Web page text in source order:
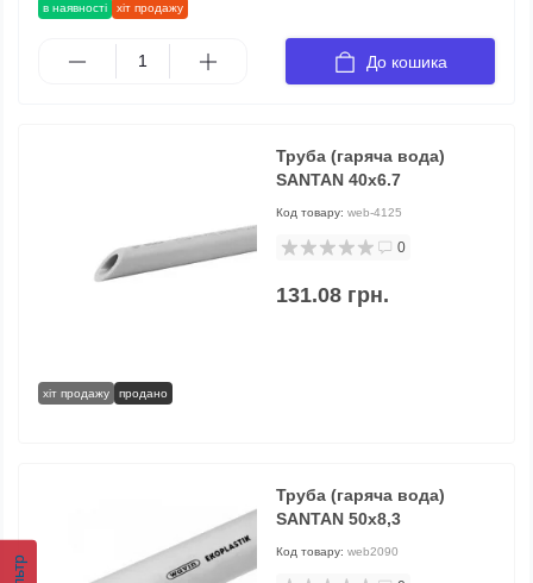
в наявності хіт продажу
До кошика
хіт продажу продано
Труба (гаряча вода)
SANTAN 40х6.7
Код товару: web-4125
0
131.08 грн.
Труба (гаряча вода)
SANTAN 50х8,3
Код товару: web2090